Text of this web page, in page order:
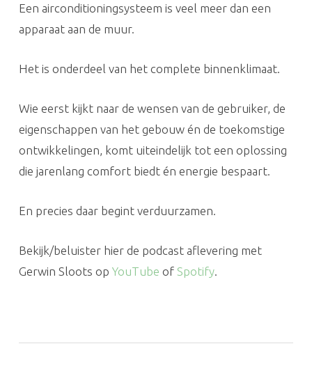
Een airconditioningsysteem is veel meer dan een
apparaat aan de muur.
Het is onderdeel van het complete binnenklimaat.
Wie eerst kijkt naar de wensen van de gebruiker, de
eigenschappen van het gebouw én de toekomstige
ontwikkelingen, komt uiteindelijk tot een oplossing
die jarenlang comfort biedt én energie bespaart.
En precies daar begint verduurzamen.
Bekijk/beluister hier de podcast aflevering met
Gerwin Sloots op YouTube of Spotify.